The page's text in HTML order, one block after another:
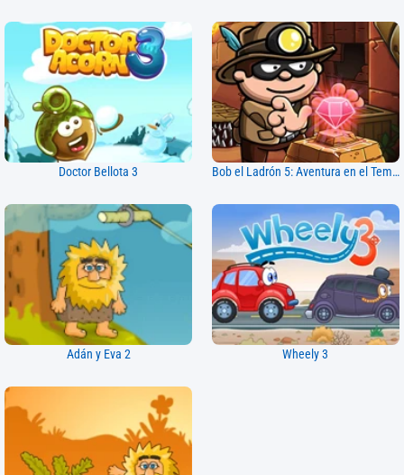
Doctor Bellota 3 Bob el Ladrón 5: Aventura en el Templo
Adán y Eva 2 Wheely 3